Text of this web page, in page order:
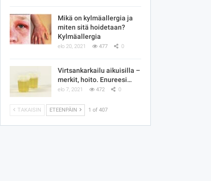
Mikä on kylmäallergia ja
miten sitä hoidetaan?
Kylmäallergia
elo 20, 2021 477 0
Virtsankarkailu aikuisilla –
merkit, hoito. Enureesi…
elo 7, 2021 472 0
TAKAISIN ETEENPÄIN 1 of 407